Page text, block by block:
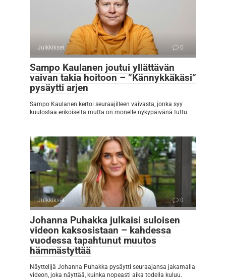
Julkkikset 0
Sampo Kaulanen joutui yllättävän
vaivan takia hoitoon – ”Kännykkäkäsi”
pysäytti arjen
Sampo Kaulanen kertoi seuraajilleen vaivasta, jonka syy
kuulostaa erikoiselta mutta on monelle nykypäivänä tuttu.
Julkkikset 0
Johanna Puhakka julkaisi suloisen
videon kaksosistaan – kahdessa
vuodessa tapahtunut muutos
hämmästyttää
Näyttelijä Johanna Puhakka pysäytti seuraajansa jakamalla
videon, joka näyttää, kuinka nopeasti aika todella kuluu.